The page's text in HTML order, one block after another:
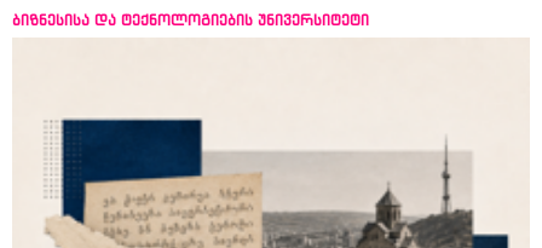
ბიზნესისა და ტექნოლოგიების უნივერსიტეტი